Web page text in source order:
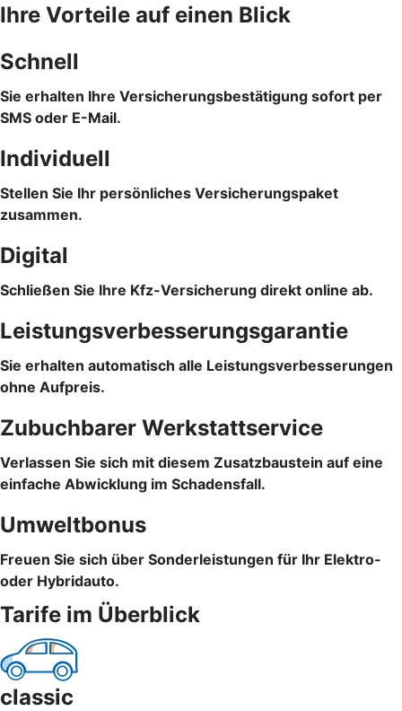
Ihre Vorteile auf einen Blick
Schnell
Sie erhalten Ihre Versicherungsbestätigung sofort per
SMS oder E-Mail.
Individuell
Stellen Sie Ihr persönliches Versicherungspaket
zusammen.
Digital
Schließen Sie Ihre Kfz-Versicherung direkt online ab.
Leistungsverbesserungsgarantie
Sie erhalten automatisch alle Leistungsverbesserungen
ohne Aufpreis.
Zubuchbarer Werkstattservice
Verlassen Sie sich mit diesem Zusatzbaustein auf eine
einfache Abwicklung im Schadensfall.
Umweltbonus
Freuen Sie sich über Sonderleistungen für Ihr Elektro-
oder Hybridauto.
Tarife im Überblick
classic